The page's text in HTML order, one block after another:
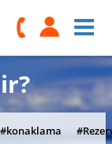
#konaklama